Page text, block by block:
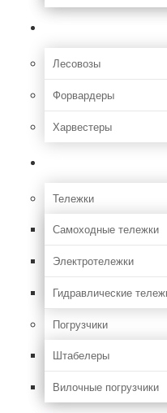
Лесовозы
Форвардеры
Харвестеры
Тележки
Самоходные тележки
Электротележки
Гидравлические
Погрузчики
Штабелеры
Вилочные погрузчики